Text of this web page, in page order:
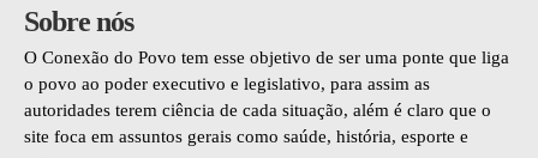
Sobre nós
O Conexão do Povo tem esse objetivo de ser uma ponte que liga
o povo ao poder executivo e legislativo, para assim as
autoridades terem ciência de cada situação, além é claro que o
site foca em assuntos gerais como saúde, história, esporte e